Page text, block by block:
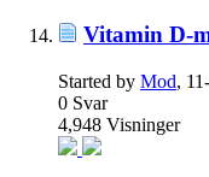
Vitamin D-
Started by Mod,
0 Svar
4,948 Visninger